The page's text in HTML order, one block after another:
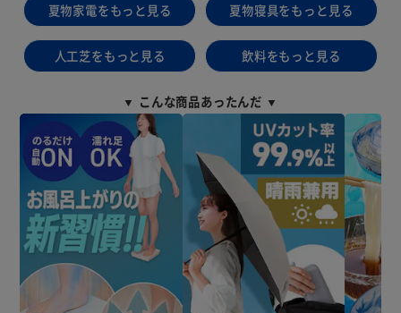
夏物家電をもっと見る 夏物寝具をもっと見る
人工芝をもっと見る 飲料をもっと見る
▼ こんな商品あったんだ ▼